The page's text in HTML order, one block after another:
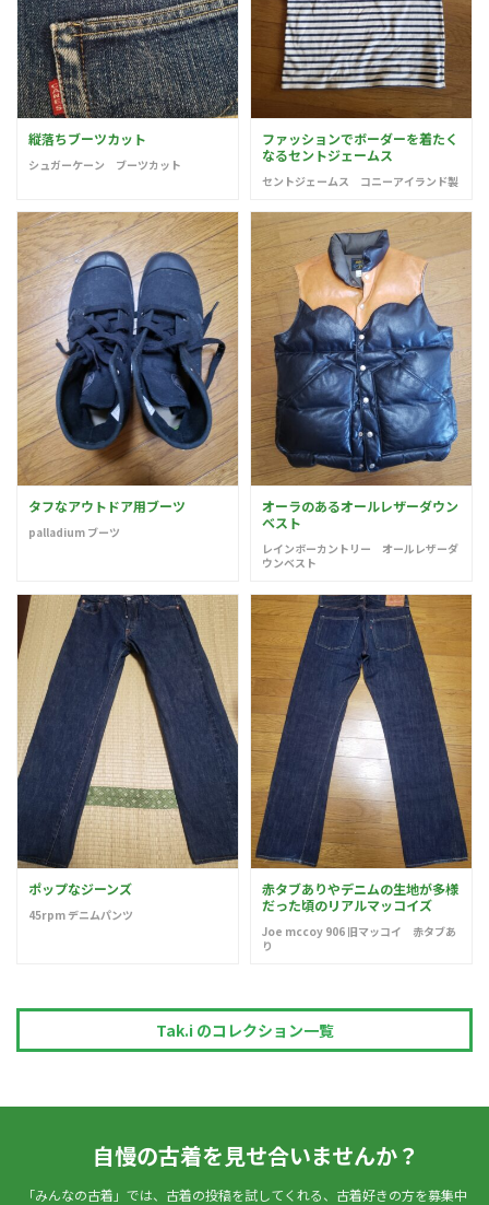
縦落ちブーツカット
シュガーケーン ブーツカット
ファッションでボーダーを着たく
なるセントジェームス
セントジェームス コニーアイランド製
タフなアウトドア用ブーツ
palladium ブーツ
オーラのあるオールレザーダウン
ベスト
レインボーカントリー オールレザーダ
ウンベスト
ポップなジーンズ
45rpm デニムパンツ
赤タブありやデニムの生地が多様
だった頃のリアルマッコイズ
Joe mccoy 906 旧マッコイ 赤タブあ
り
Tak.i のコレクション一覧
自慢の古着を見せ合いませんか？
「みんなの古着」では、古着の投稿を試してくれる、古着好きの方を募集中